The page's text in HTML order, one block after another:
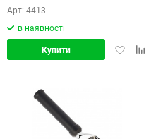
Арт: 4413
в наявності
ДодатиДодати
Купити